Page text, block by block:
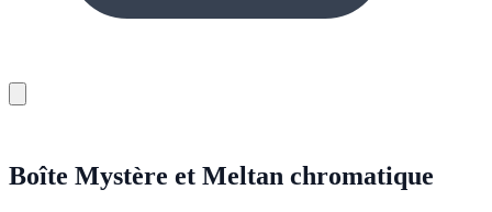
Boîte Mystère et Meltan chromatique